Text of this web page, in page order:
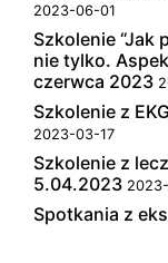
2023-06-01
Szkolenie “Jak
nie tylko.
czerwca 2023
Szkolenie z
2023-03-17
Szkolenie z
5.04.2023
Spotkania z